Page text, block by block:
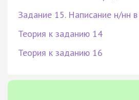
Задание 15. Написание н/нн
Теория к заданию 14
Теория к заданию 16